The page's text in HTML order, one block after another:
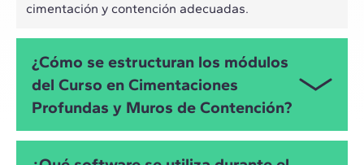
cimentación y contención adecuadas.
¿Cómo se estructuran los módulos
del Curso en Cimentaciones
Profundas y Muros de Contención?